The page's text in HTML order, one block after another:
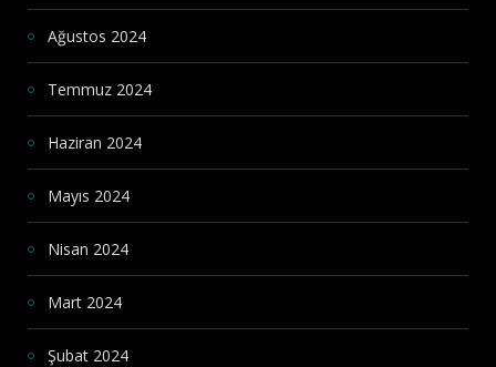
Ağustos 2024
Temmuz 2024
Haziran 2024
Mayıs 2024
Nisan 2024
Mart 2024
Şubat 2024